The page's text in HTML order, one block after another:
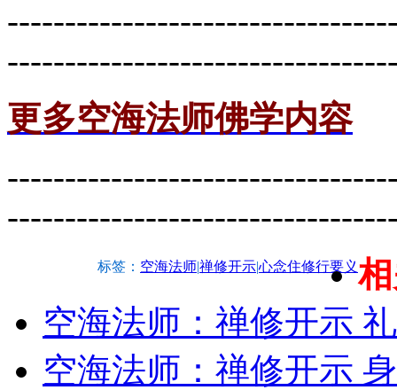
更多空海法师佛学内容
标签： 空海法师|禅修开示|心念住修行要义
空海法师：禅修开示
空海法师：禅修开示